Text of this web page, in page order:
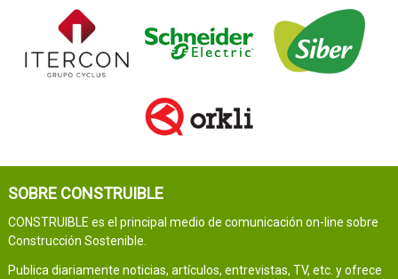
SOBRE CONSTRUIBLE
CONSTRUIBLE es el principal medio de comunicación on-line sobre
Construcción Sostenible.
Publica diariamente noticias, artículos, entrevistas, TV, etc. y ofrece